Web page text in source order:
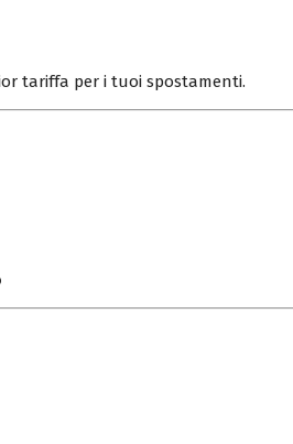
tariffa per i tuoi spostamenti.